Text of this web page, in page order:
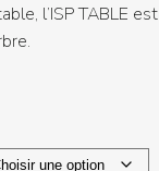
l’ISP TABLE